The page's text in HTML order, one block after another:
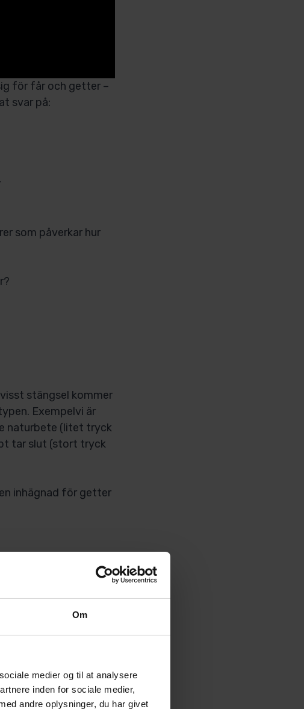
Om
medier og til at analysere
inden for sociale medier,
andre oplysninger, du har givet
för får och getter –
svar på:
som påverkar hur
stängsel kommer
Exempelvi är
naturbete (litet tryck
tar slut (stort tryck
inhägnad för getter